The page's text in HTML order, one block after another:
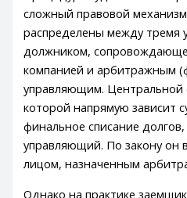
сложный правовой
распределены между тремя
должником,
компанией и арбитражным
управляющим. Центральной
которой напрямую зависит
финальное списание
управляющий. По закону он
лицом, назначенным
Однако на практике